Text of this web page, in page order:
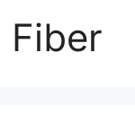
Fiber